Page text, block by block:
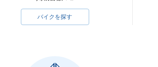
バイクを探す